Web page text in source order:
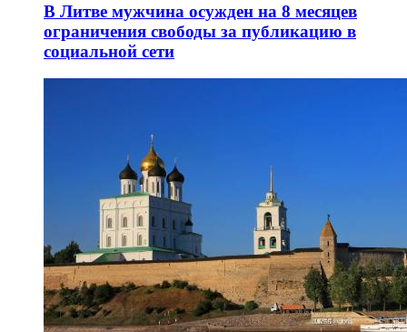
В Литве мужчина осужден на 8 месяцев
ограничения свободы за публикацию в
социальной сети